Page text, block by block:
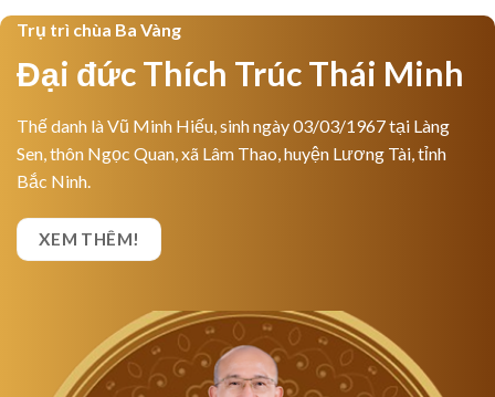
Trụ trì chùa Ba Vàng
Đại đức Thích Trúc Thái Minh
Thế danh là Vũ Minh Hiếu, sinh ngày 03/03/1967 tại Làng
Sen, thôn Ngọc Quan, xã Lâm Thao, huyện Lương Tài, tỉnh
Bắc Ninh.
XEM THÊM!